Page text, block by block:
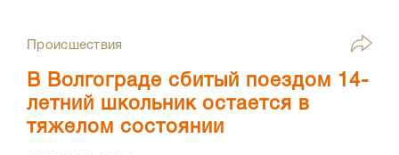
Происшествия
В Волгограде сбитый поездом 14-
летний школьник остается в
тяжелом состоянии